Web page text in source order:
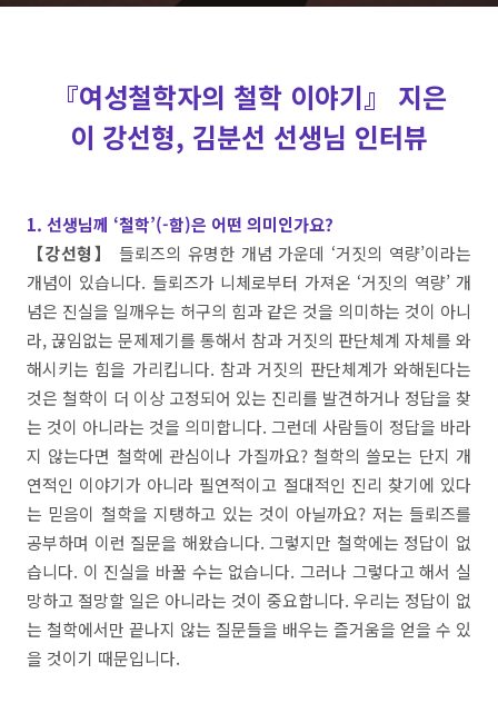
『여성철학자의 철학 이야기』 지은
이 강선형, 김분선 선생님 인터뷰
1. 선생님께 ‘철학’(-함)은 어떤 의미인가요?
【강선형】
들뢰즈의 유명한 개념 가운데 ‘거짓의 역량’이라는
개념이 있습니다. 들뢰즈가 니체로부터 가져온 ‘거짓의 역량’ 개
념은 진실을 일깨우는 허구의 힘과 같은 것을 의미하는 것이 아니
라, 끊임없는 문제제기를 통해서 참과 거짓의 판단체계 자체를 와
해시키는 힘을 가리킵니다. 참과 거짓의 판단체계가 와해된다는
것은 철학이 더 이상 고정되어 있는 진리를 발견하거나 정답을 찾
는 것이 아니라는 것을 의미합니다. 그런데 사람들이 정답을 바라
지 않는다면 철학에 관심이나 가질까요? 철학의 쓸모는 단지 개
연적인 이야기가 아니라 필연적이고 절대적인 진리 찾기에 있다
는 믿음이 철학을 지탱하고 있는 것이 아닐까요? 저는 들뢰즈를
공부하며 이런 질문을 해왔습니다. 그렇지만 철학에는 정답이 없
습니다. 이 진실을 바꿀 수는 없습니다. 그러나 그렇다고 해서 실
망하고 절망할 일은 아니라는 것이 중요합니다. 우리는 정답이 없
는 철학에서만 끝나지 않는 질문들을 배우는 즐거움을 얻을 수 있
을 것이기 때문입니다.